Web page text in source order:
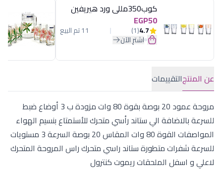
كوب350مللى ورد هيريفين
EGP50
4.7
(1) 11 تم البيع
اشترِ الآن
عن المنتجالتقييمات
مروحة عمود 20 بوصة بقوة 80 وات مزودة ب 3 أوضاع ضبط
للسرعة بالاضافة الي ستاند رأسي متحرك للأستمتاع بنسيم الهواء
المواصفات القوة 80 وات المقاس 20 بوصة السرعة 3 مستويات
للسرعة شفرات متطورة ستاند راسي متحرك راس المروحة المتحرك
لاعلي و اسفل الملحقات ريموت كنترول